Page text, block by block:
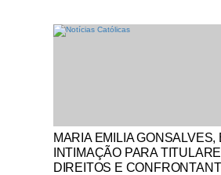
Notícias Católicas
MARIA EMILIA GONSALVES,
INTIMAÇÃO PARA
DIREITOS E